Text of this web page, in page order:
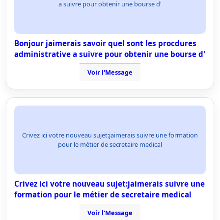
a suivre pour obtenir une bourse d'
Bonjour jaimerais savoir quel sont les procdures
administrative a suivre pour obtenir une bourse d'
Voir l'Message
Crivez ici votre nouveau sujet:jaimerais suivre une formation
pour le métier de secretaire medical
Crivez ici votre nouveau sujet:jaimerais suivre une
formation pour le métier de secretaire medical
Voir l'Message